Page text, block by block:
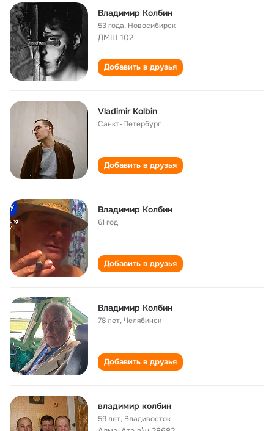
Владимир Колбин
53 года, Новосибирск
ДМШ 102
Добавить в друзья
Vladimir Kolbin
Санкт-Петербург
Добавить в друзья
Владимир Колбин
61 год
Добавить в друзья
Владимир Колбин
78 лет,Челябинск
Добавить в друзья
владимир колбин
59 лет, Владивосток